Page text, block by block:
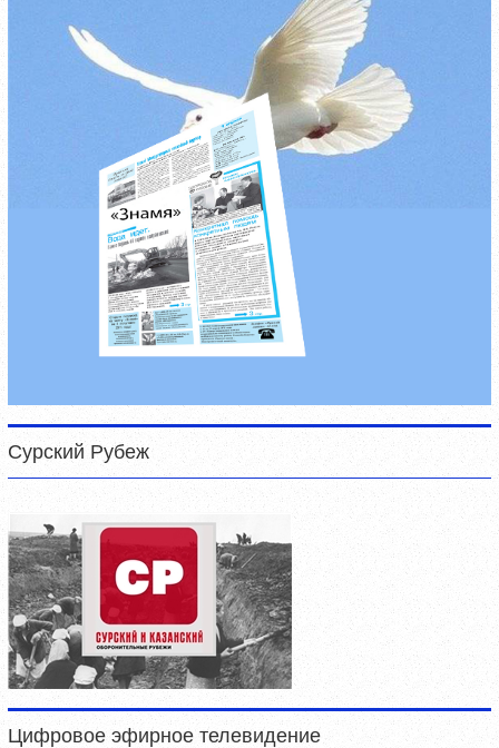
Сурский Рубеж
Цифровое эфирное телевидение